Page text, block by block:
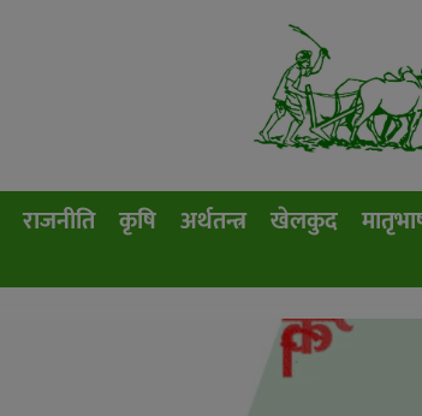
राजनीति कृषि अर्थतन्त्र खेलकुद